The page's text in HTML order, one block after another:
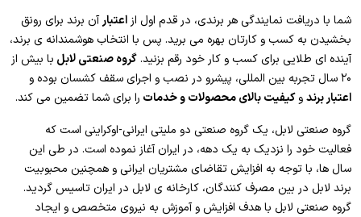
شما با دریافت نمایندگی هر برندی، در قدم اول از اعتبارآن برند برای رونق
بخشیدن به کسب و کارتان بهره می برید. پس با انتخاب هوشمندانه ی برند،
آینده ای طلایی برای کسب و کار خود رقم بزنید.گروه صنعتی لابل با بیش از
۲۰ سال تجربه بین المللی، پیشرو در نصب و اجرای سقف کشسان بوده و
اعتبار برندوکیفیت بالای محصولات و خدمات را برای شما تضمین می کند.
گروه صنعتی لابل، یک گروه صنعتی دو ملیتی ایرانی-اوکراینی است که
فعالیت خود را نزدیک به یک دهه، در ایران آغاز نموده است. در طی این
سال ها، با توجه به افزایش تقاضای مشتریان ایرانی و همچنین محبوبیت
برند لابل در بین مصرف کنندگان، کارخانه ی لابل در ایران تاسیس گردید.
گروه صنعتی لابل با هدف افزایش و آموزش به نیروی متخصص و ایجاد